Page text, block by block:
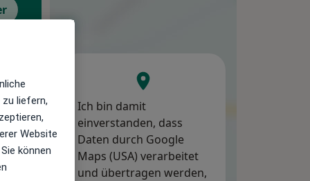
Mo,
10 Aug
Di,
11 Aug 12 Aug
Ich bin damit
einverstanden, dass
Daten durch Google
Maps (USA) verarbeitet
und übertragen werden,
liefern,
Website
können